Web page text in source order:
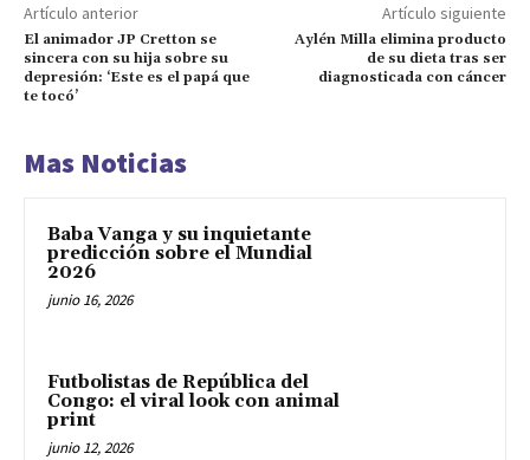
Artículo anterior
El animador JP Cretton se
sincera con su hija sobre su
depresión: ‘Este es el papá que
te tocó’
Artículo siguiente
Aylén Milla elimina producto
de su dieta tras ser
diagnosticada con cáncer
Mas Noticias
Baba Vanga y su inquietante
predicción sobre el Mundial
2026
junio 16, 2026
Futbolistas de República del
Congo: el viral look con animal
print
junio 12, 2026